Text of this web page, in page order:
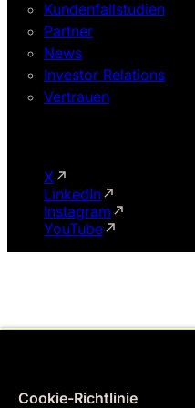
Kundenfallstudien
Partner
News
Investor Relations
Vertrauen
X
LinkedIn
Instagram
YouTube
Cookie-Richtlinie